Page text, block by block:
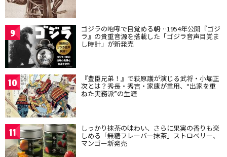
9 ゴジラの咆哮で目覚める朝…1954年公開『ゴジ
ラ』の貴重音源を搭載した「ゴジラ音声目覚ま
し時計」が新発売
10 『豊臣兄弟！』で萩原護が演じる武将・小堀正
次とは？秀長・秀吉・家康が重用、“出家を重
ねた実務派”の生涯
11 しっかり抹茶の味わい、さらに果実の香りも楽
しめる「無糖フレーバー抹茶」ストロベリー、
マンゴー新発売